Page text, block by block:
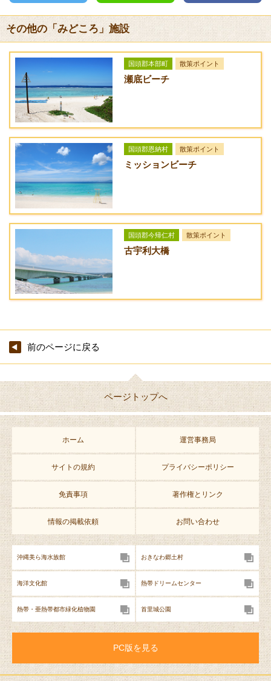
バリアフリー
送迎サービス
[なし]
URL
アクセス方法
一般道：国道58号線を北上、宮里3丁目交差点前を左に入り国
道449号線を進み、瀬底大橋交差点を左折。県道172号線の先を
左折。
有料道路：那覇IC⇒許田ICで下り、国道58号線を北上、宮里3
丁目交差点前を左に入り国道449号線を進み、瀬底大橋交差点
を左折。県道172号線の先を左折。
■トイレ 完備
■温水シャワー なし
その他の付帯装備・備品 町営トイレ・シャワー（無料）
その他の「みどころ」施設
国頭郡本部町 散策ポイント
瀬底ビーチ
国頭郡恩納村 散策ポイント
ミッションビーチ
国頭郡今帰仁村 散策ポイント
古宇利大橋
前のページに戻る
ページトップへ
ホーム 運営事務局
サイトの規約 プライバシーポリシー
免責事項 著作権とリンク
情報の掲載依頼 お問い合わせ
沖縄美ら海水族館 おきなわ郷土村
海洋文化館 熱帯ドリームセンター
熱帯・亜熱帯都市緑化植物園 首里城公園
PC版を見る